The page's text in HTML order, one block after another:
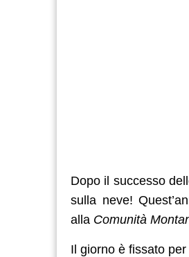
Dopo il successo
sulla neve!
alla Comunità
Il giorno è fissato per